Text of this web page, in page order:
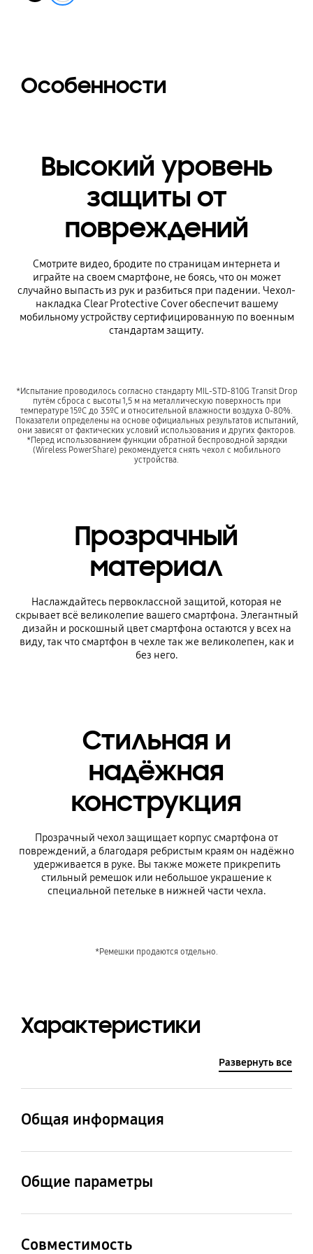
Особенности
Высокий уровень
защиты от
повреждений
Смотрите видео, бродите по страницам интернета и
играйте на своем смартфоне, не боясь, что он может
случайно выпасть из рук и разбиться при падении. Чехол-
накладка Clear Protective Cover обеспечит вашему
мобильному устройству сертифицированную по военным
стандартам защиту.
*Испытание проводилось согласно стандарту MIL-STD-810G Transit Drop
путём сброса с высоты 1,5 м на металлическую поверхность при
температуре 15ºC до 35ºC и относительной влажности воздуха 0-80%.
Показатели определены на основе официальных результатов испытаний,
они зависят от фактических условий использования и других факторов.
*Перед использованием функции обратной беспроводной зарядки
(Wireless PowerShare) рекомендуется снять чехол с мобильного
устройства.
Прозрачный
материал
Наслаждайтесь первоклассной защитой, которая не
скрывает всё великолепие вашего смартфона. Элегантный
дизайн и роскошный цвет смартфона остаются у всех на
виду, так что смартфон в чехле так же великолепен, как и
без него.
Стильная и
надёжная
конструкция
Прозрачный чехол защищает корпус смартфона от
повреждений, а благодаря ребристым краям он надёжно
удерживается в руке. Вы также можете прикрепить
стильный ремешок или небольшое украшение к
специальной петельке в нижней части чехла.
*Ремешки продаются отдельно.
Характеристики
Развернуть все
Общая информация
Наименование модели
EF-GG998
Артикул
Цвет
Прозрачный, белая
Общие параметры
Комплектация
ударопрочный чехол-
Материал
Совместимость